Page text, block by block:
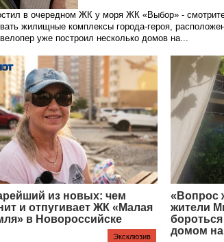
в очередном ЖК у моря ЖК «Выбор» -
жилищные комплексы города-героя,
уже построил несколько домов на...
из новых: чем
и отпугивает ЖК «Малая
в Новороссийске
Эксклюзив
«Вопрос
жители
домом